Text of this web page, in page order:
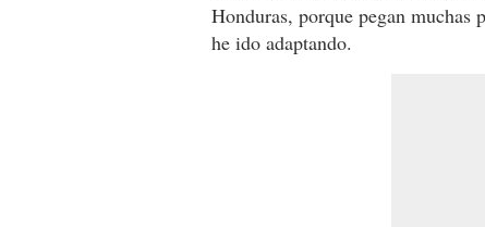
Honduras, porque pegan muchas
he ido adaptando.